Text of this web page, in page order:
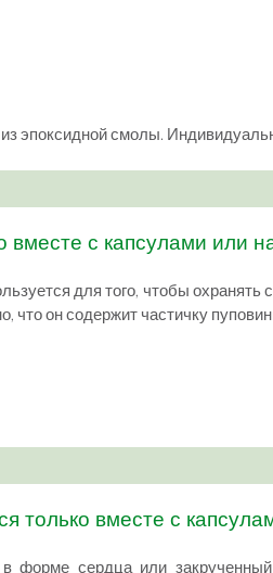
эпоксидной смолы.
вместе с капсулами или
для того, чтобы
что он содержит частичку
только вместе с
сердца или